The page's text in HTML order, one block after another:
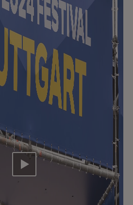
Video abspielen